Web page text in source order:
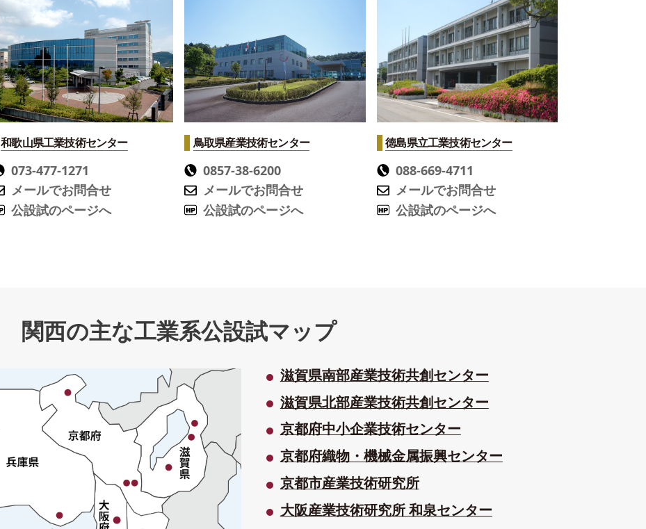
和歌山県工業技術センター
073-477-1271
メールでお問合せ
公設試のページへ
鳥取県産業技術センター
0857-38-6200
メールでお問合せ
公設試のページへ
徳島県立工業技術センター
088-669-4711
メールでお問合せ
公設試のページへ
関西の主な工業系公設試マップ
滋賀県南部産業技術共創センター
滋賀県北部産業技術共創センター
京都府中小企業技術センター
京都府織物・機械金属振興センター
京都市産業技術研究所
大阪産業技術研究所 和泉センター